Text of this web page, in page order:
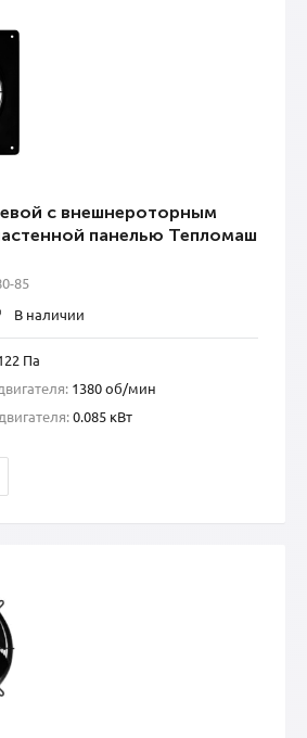
с внешнероторным
панелью Тепломаш
85
В наличии
Па
1380 об/мин
0.085 кВт